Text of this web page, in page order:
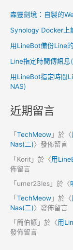
森靈劍境：自製的
Synology Docker上
用LineBot備份Line
Line指定時間傳訊
用LineBot指定時間
NAS)
近期留言
「TechMeow」於〈
Nas(二)〉發佈留言
「 Korit 」於〈用
佈留言
「 umer23les」於〈
「TechMeow」於〈
Nas(二)〉發佈留言
「 簡伯諺 」於〈用
發佈留言